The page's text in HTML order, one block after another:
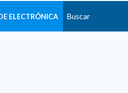
ELECTRÓNICA